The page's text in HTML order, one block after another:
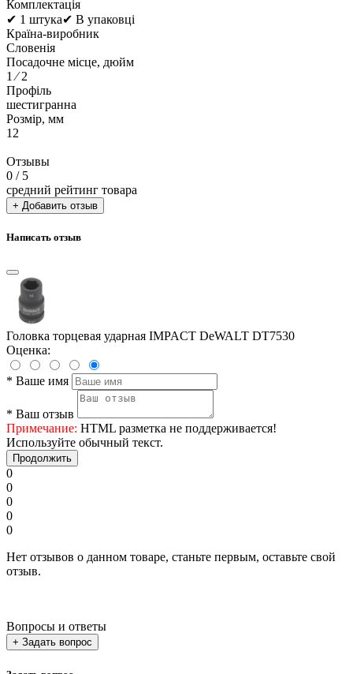
Комплектація
✔ 1 штука✔ В упаковці
Країна-виробник
Словенія
Посадочне місце, дюйм
1 ⁄ 2
Профіль
шестигранна
Розмір, мм
12
Отзывы
0 / 5
средний рейтинг товара
+ Добавить отзыв
Написать отзыв
Головка торцевая ударная IMPACT DeWALT DT7530
Оценка:
* Ваше имя
* Ваш отзыв
Примечание: HTML разметка не поддерживается!
Используйте обычный текст.
Продолжить
0
0
0
0
0
Нет отзывов о данном товаре, станьте первым, оставьте свой
отзыв.
Вопросы и ответы
+ Задать вопрос